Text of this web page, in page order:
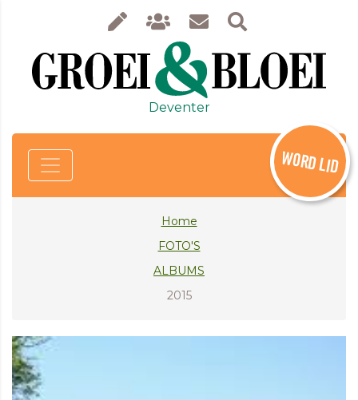
Deventer
WORD LID
Home
FOTO'S
ALBUMS
2015